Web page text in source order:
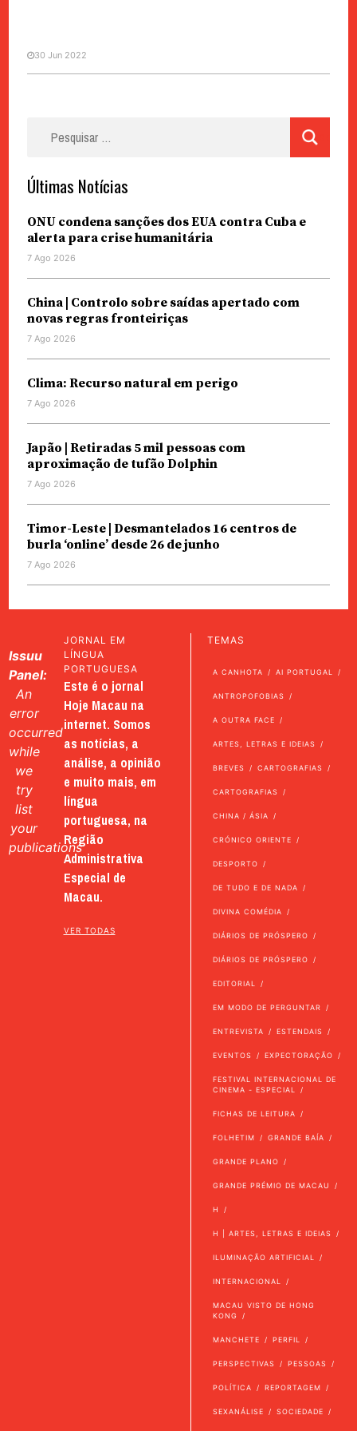
CARLOS MORAIS JOSÉ
30 Jun 2022
Últimas Notícias
ONU condena sanções dos EUA contra Cuba e
alerta para crise humanitária
7 Ago 2026
China | Controlo sobre saídas apertado com
novas regras fronteiriças
7 Ago 2026
Clima: Recurso natural em perigo
7 Ago 2026
Japão | Retiradas 5 mil pessoas com
aproximação de tufão Dolphin
7 Ago 2026
Timor-Leste | Desmantelados 16 centros de
burla ‘online’ desde 26 de junho
7 Ago 2026
Issuu
Panel:
An
error
occurred
while
we
try
list
your
publications
JORNAL EM
LÍNGUA
PORTUGUESA
Este é o jornal
Hoje Macau na
internet. Somos
as notícias, a
análise, a opinião
e muito mais, em
língua
portuguesa, na
Região
Administrativa
Especial de
Macau.
VER TODAS
TEMAS
A CANHOTA AI PORTUGAL
ANTROPOFOBIAS
A OUTRA FACE
ARTES, LETRAS E IDEIAS
BREVES CARTOGRAFIAS
CARTOGRAFIAS
CHINA / ÁSIA
CRÓNICO ORIENTE
DESPORTO
DE TUDO E DE NADA
DIVINA COMÉDIA
DIÁRIOS DE PRÓSPERO
DIÁRIOS DE PRÓSPERO
EDITORIAL
EM MODO DE PERGUNTAR
ENTREVISTA ESTENDAIS
EVENTOS EXPECTORAÇÃO
FESTIVAL INTERNACIONAL DE
CINEMA - ESPECIAL
FICHAS DE LEITURA
FOLHETIM GRANDE BAÍA
GRANDE PLANO
GRANDE PRÉMIO DE MACAU
H
H | ARTES, LETRAS E IDEIAS
ILUMINAÇÃO ARTIFICIAL
INTERNACIONAL
MACAU VISTO DE HONG
KONG
MANCHETE PERFIL
PERSPECTIVAS PESSOAS
POLÍTICA REPORTAGEM
SEXANÁLISE SOCIEDADE